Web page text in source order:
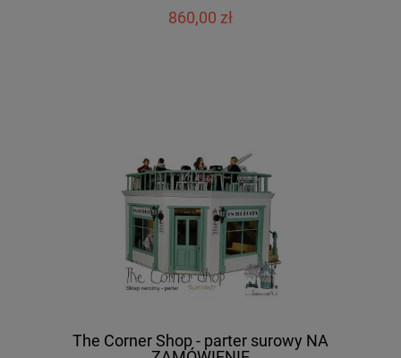
860,00 zł
The Corner Shop - parter surowy NA